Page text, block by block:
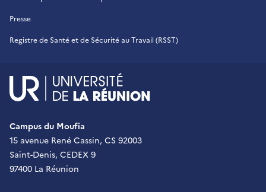
Presse
Registre de Santé et de Sécurité au Travail (RSST)
Campus du Moufia
15 avenue René Cassin, CS 92003
Saint-Denis, CEDEX 9
97400 La Réunion